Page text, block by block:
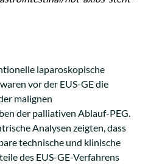
laparoskopische
vor der EUS-GE die
malignen
der palliativen Ablauf-PEG.
Analysen zeigten, dass
technische und klinische
des EUS-GE-Verfahrens